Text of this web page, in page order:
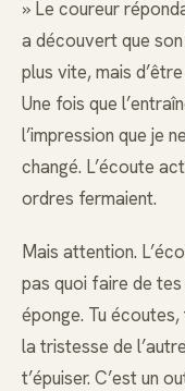
» Le coureur
a découvert que
plus vite, mais
Une fois que
l’impression que je
changé. L’écoute
ordres fermaient.
Mais attention.
pas quoi faire de
éponge. Tu
la tristesse de
t’épuiser. C’est un